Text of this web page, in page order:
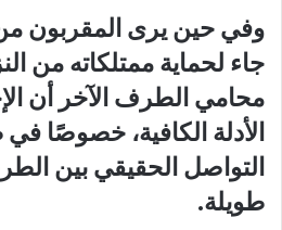
وفي حين يرى المقربون من
جاء لحماية ممتلكاته من
محامي الطرف الآخر أن
الأدلة الكافية، خصوصًا
التواصل الحقيقي بين
طويلة.